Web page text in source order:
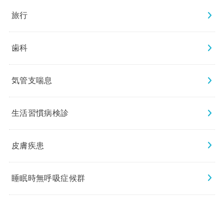
旅行
歯科
気管支喘息
生活習慣病検診
皮膚疾患
睡眠時無呼吸症候群